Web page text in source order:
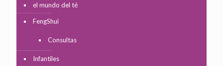
el mundo del té
FengShui
Consultas
Infantiles